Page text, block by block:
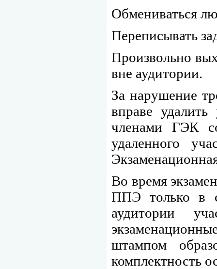
Обмениваться
Переписывать
Произвольно
вне аудитории.
За нарушение
вправе
членами ГЭК
удаленного
Во время
ППЭ только в
аудитории
штампом
комплектность